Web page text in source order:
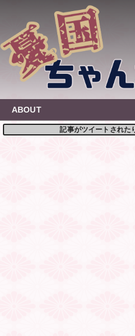
content
ABOUT
記事がツイートされた